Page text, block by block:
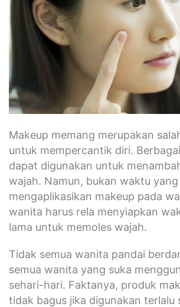
Makeup memang merupakan
untuk mempercantik diri.
dapat digunakan untuk
wajah. Namun, bukan waktu
mengaplikasikan makeup pada
wanita harus rela menyiapkan
lama untuk memoles wajah.
Tidak semua wanita pandai
semua wanita yang suka
sehari-hari. Faktanya, produk
tidak bagus jika digunakan terlalu